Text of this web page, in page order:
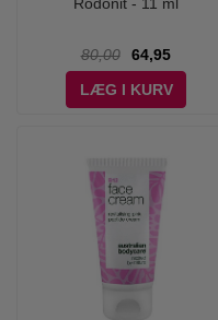
80,00
64,95
LÆG I KURV